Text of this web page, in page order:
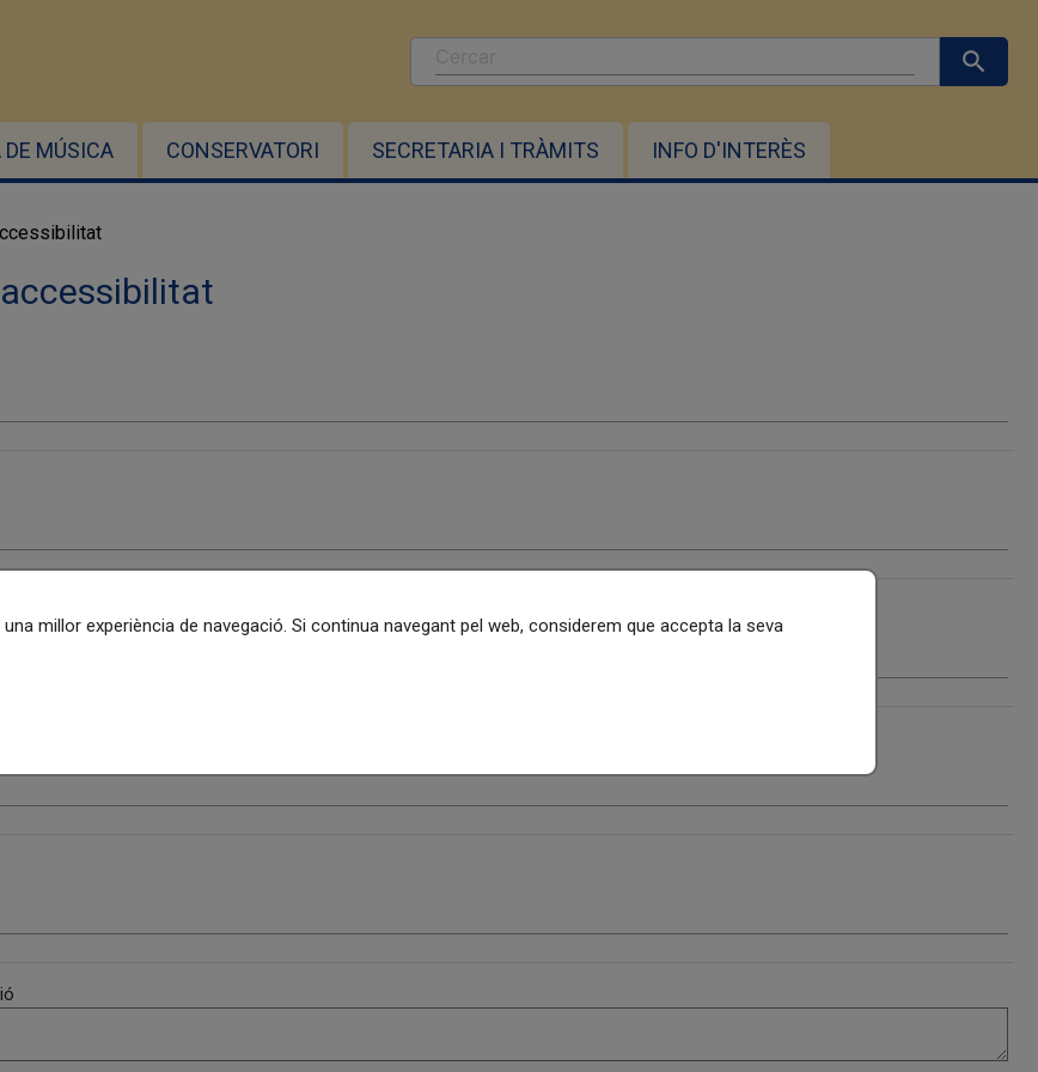
millor experiència de navegació. Si continua navegant pel web, considerem que accepta la seva
search
DE MÚSICA CONSERVATORI SECRETARIA I TRÀMITS INFO D'INTERÈS